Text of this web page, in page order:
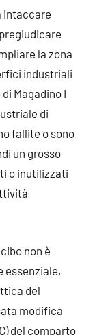
intaccare
la zona
industriali
Magadino I
di
fallite o sono
un grosso
o inutilizzati
non è
essenziale,
del
modifica
del comparto